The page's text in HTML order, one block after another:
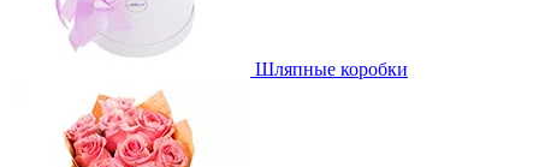
Шляпные коробки